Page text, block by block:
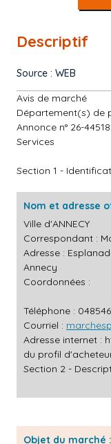
Descriptif
Source : WEB
Avis de marché
Département(s) de
Annonce n° 26-44518
Services
Section 1 -
Nom et adresse
Ville d'ANNECY
Correspondant :
Adresse :
Annecy
Coordonnées :
Téléphone :
Courriel :
Adresse internet :
du profil
Section 2 -
Objet du marché :